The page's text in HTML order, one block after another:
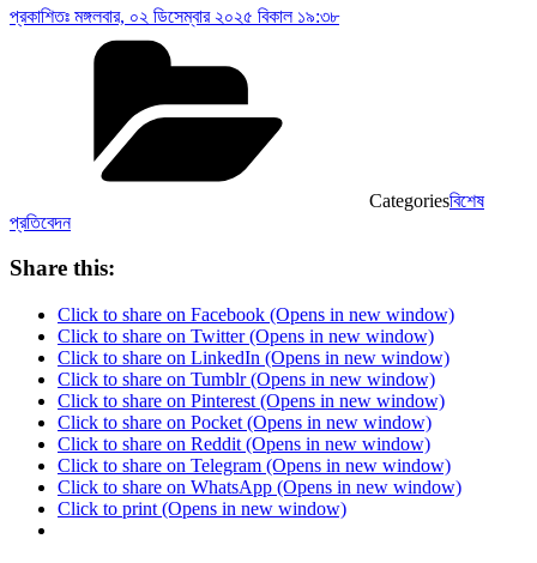
প্রকাশিতঃ মঙ্গলবার, ০২ ডিসেম্বার ২০২৫ বিকাল ১৯:৩৮
Categoriesবিশেষ
প্রতিবেদন
Share this:
Click to share on Facebook (Opens in new window)
Click to share on Twitter (Opens in new window)
Click to share on LinkedIn (Opens in new window)
Click to share on Tumblr (Opens in new window)
Click to share on Pinterest (Opens in new window)
Click to share on Pocket (Opens in new window)
Click to share on Reddit (Opens in new window)
Click to share on Telegram (Opens in new window)
Click to share on WhatsApp (Opens in new window)
Click to print (Opens in new window)